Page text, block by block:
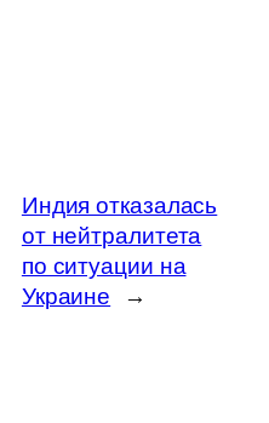
Индия отказалась
от нейтралитета
по ситуации на
Украине
→